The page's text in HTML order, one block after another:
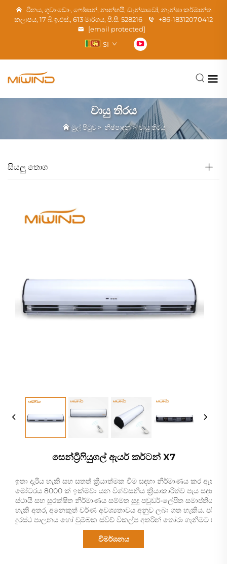
චීනය, ගුවාංඩොං, ෆෝෂාන්, නාන්හයි, ඩැන්සාවෝ, නැන්ෂා කර්මාන්ත
කලාපය, 17 බි.ඉ.එස්., 613 මාර්ගය, පී.සී. 528216
+86-18312070412
[email protected]
SI
වායු තිරය
මුල් පිටුව> නිෂ්පාදන>වායු තිරය
සියලු තොග
සෙන්ට්‍රිෆියුගල් ඇයර් කර්ටන් X7
ඉතා දැරිය හැකි සහ සතත් ක්‍රියාත්මක වීම සඳහා නිර්මාණය කර ඇති
මෝටරය 8000 ක් ඉක්මවා යන විශ්වසනීය ක්‍රියාකාරිත්ව පැය සඳහා
ස්ථායී සහ සුරක්ෂිත නිර්මාණය සම්මත සුදු පවුඩර්-ලේපිත සමාප්තියක්
හැකි අතර, අනෙකුත් වර්ණ අවශ්‍යතාවය අනුව ලබා ගත හැකිය.
දුරස්ථ පාලනය හෝ චුම්බක ස්විච් විකල්ප අතරින් තෝරා ගැනීමට
විමර්ශනය